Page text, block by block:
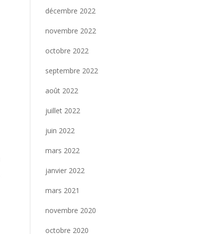
décembre 2022
novembre 2022
octobre 2022
septembre 2022
août 2022
juillet 2022
juin 2022
mars 2022
janvier 2022
mars 2021
novembre 2020
octobre 2020